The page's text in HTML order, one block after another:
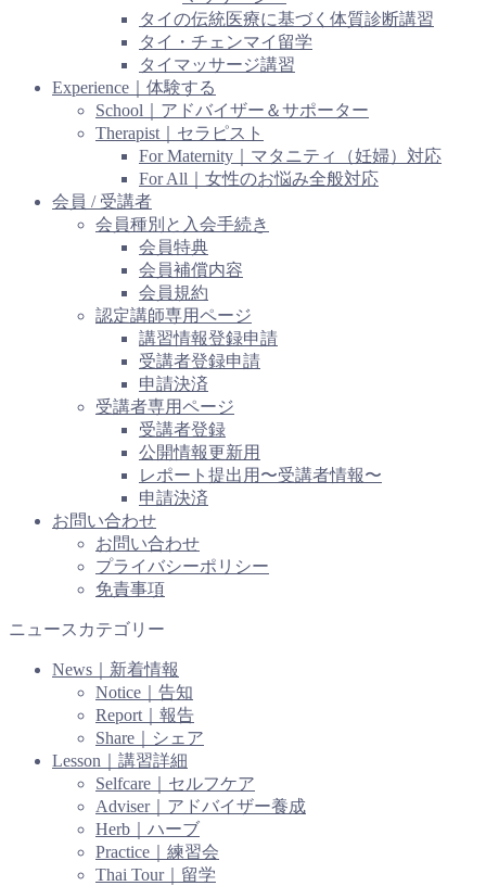
タイの伝統医療に基づく体質診断講習
タイ・チェンマイ留学
タイマッサージ講習
Experience｜体験する
School｜アドバイザー＆サポーター
Therapist｜セラピスト
For Maternity｜マタニティ（妊婦）対応
For All｜女性のお悩み全般対応
会員 / 受講者
会員種別と入会手続き
会員特典
会員補償内容
会員規約
認定講師専用ページ
講習情報登録申請
受講者登録申請
申請決済
受講者専用ページ
受講者登録
公開情報更新用
レポート提出用〜受講者情報〜
申請決済
お問い合わせ
お問い合わせ
プライバシーポリシー
免責事項
ニュースカテゴリー
News｜新着情報
Notice｜告知
Report｜報告
Share｜シェア
Lesson｜講習詳細
Selfcare｜セルフケア
Adviser｜アドバイザー養成
Herb｜ハーブ
Practice｜練習会
Thai Tour｜留学